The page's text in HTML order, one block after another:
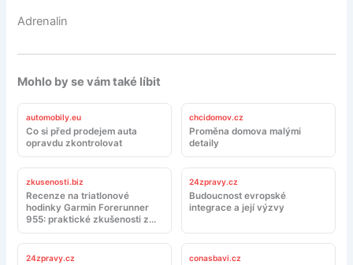
Adrenalin
Mohlo by se vám také líbit
automobily.eu
Co si před prodejem auta
opravdu zkontrolovat
chcidomov.cz
Proměna domova malými
detaily
zkusenosti.biz
Recenze na triatlonové
hodinky Garmin Forerunner
955: praktické zkušenosti z
tréninku a závodů
24zpravy.cz
Budoucnost evropské
integrace a její výzvy
24zpravy.cz conasbavi.cz